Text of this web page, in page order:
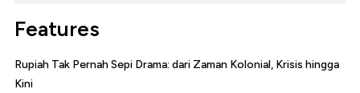
Features
Rupiah Tak Pernah Sepi Drama: dari Zaman Kolonial, Krisis hingga
Kini